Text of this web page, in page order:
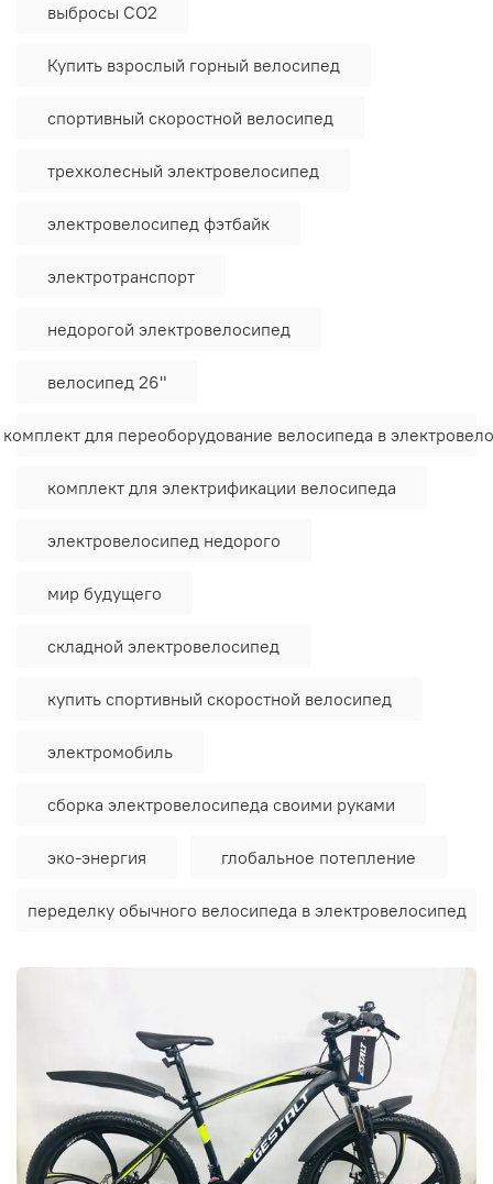
выбросы CO2
Купить взрослый горный велосипед
спортивный скоростной велосипед
трехколесный электровелосипед
электровелосипед фэтбайк
электротранспорт
недорогой электровелосипед
велосипед 26"
для переоборудование велосипеда в
комплект для электрификации велосипеда
электровелосипед недорого
мир будущего
складной электровелосипед
купить спортивный скоростной велосипед
электромобиль
сборка электровелосипеда своими руками
эко-энергия глобальное потепление
переделку обычного велосипеда в электровелосипед